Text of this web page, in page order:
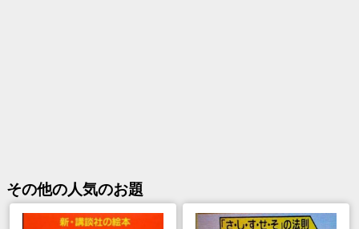
その他の人気のお題